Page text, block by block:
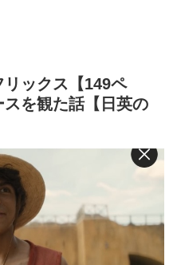
ックス【149ペ
を観た話【日英の